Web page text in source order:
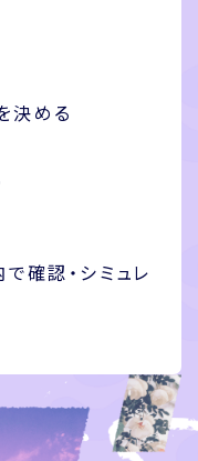
決める
確認・シミュレ